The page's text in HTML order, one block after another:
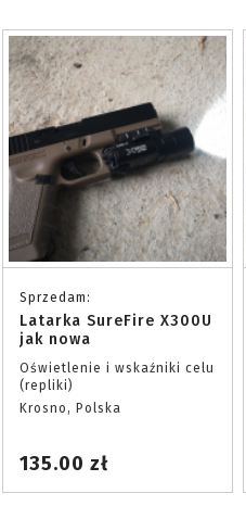
Sprzedam:
Latarka SureFire X300U
jak nowa
Oświetlenie i wskaźniki celu
(repliki)
Krosno, Polska
135.00 zł